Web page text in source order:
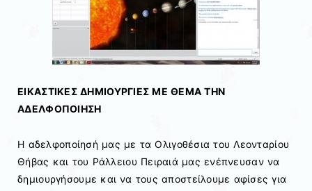
ΕΙΚΑΣΤΙΚΕΣ ΔΗΜΙΟΥΡΓΙΕΣ ΜΕ ΘΕΜΑ ΤΗΝ
ΑΔΕΛΦΟΠΟΙΗΣΗ
Η αδελφοποίησή μας με τα Ολιγοθέσια του Λεονταρίου
Θήβας και του Ράλλειου Πειραιά μας ενέπνευσαν να
δημιουργήσουμε και να τους αποστείλουμε αφίσες για